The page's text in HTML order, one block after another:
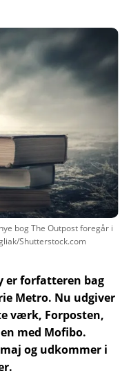
bog The Outpost foregår i
Shutterstock.com
er forfatteren bag
Metro. Nu udgiver
værk, Forposten,
med Mofibo.
og udkommer i